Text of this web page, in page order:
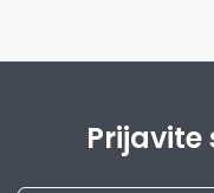
Prijavite